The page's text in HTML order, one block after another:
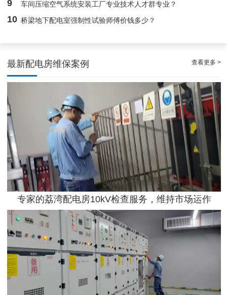
9 车间压缩空气系统安装工厂专业技术人才群专业？
10 桥梁地下配电室强制性试验师傅价钱多少？
最新配电房维保案例 查看更多 >
专家的荔湾配电房10kV检查服务，维持市场运作